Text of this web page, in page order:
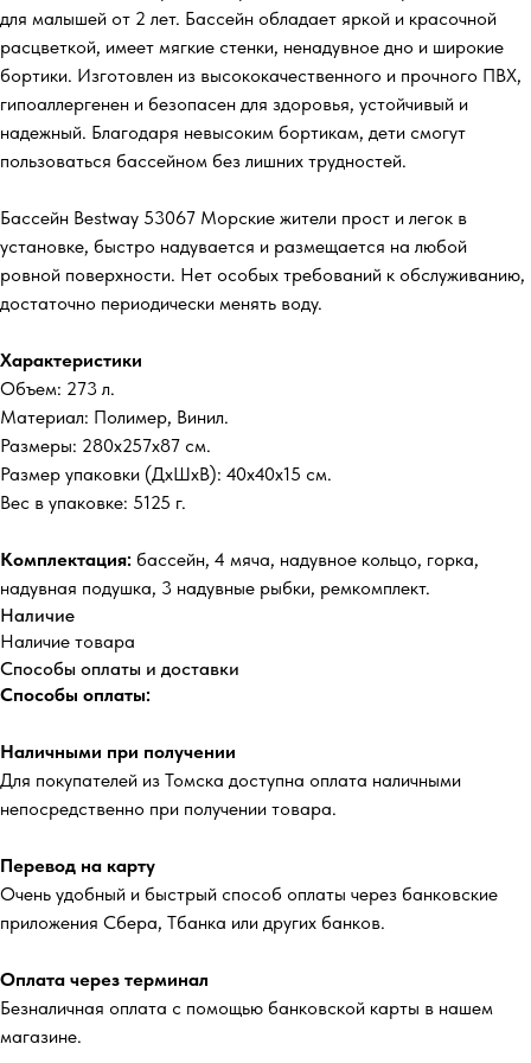
для малышей от 2 лет. Бассейн обладает яркой и красочной
расцветкой, имеет мягкие стенки, ненадувное дно и широкие
бортики. Изготовлен из высококачественного и прочного ПВХ,
гипоаллергенен и безопасен для здоровья, устойчивый и
надежный. Благодаря невысоким бортикам, дети смогут
пользоваться бассейном без лишних трудностей.
Бассейн Bestway 53067 Морские жители прост и легок в
установке, быстро надувается и размещается на любой
ровной поверхности. Нет особых требований к обслуживанию,
достаточно периодически менять воду.
Характеристики
Объем: 273 л.
Материал: Полимер, Винил.
Размеры: 280х257х87 см.
Размер упаковки (ДхШхВ): 40x40x15 см.
Вес в упаковке: 5125 г.
Комплектация: бассейн, 4 мяча, надувное кольцо, горка,
надувная подушка, 3 надувные рыбки, ремкомплект.
Наличие
Наличие товара
Способы оплаты и доставки
Способы оплаты:
Наличными при получении
Для покупателей из Томска доступна оплата наличными
непосредственно при получении товара.
Перевод на карту
Очень удобный и быстрый способ оплаты через банковские
приложения Сбера, Тбанка или других банков.
Оплата через терминал
Безналичная оплата с помощью банковской карты в нашем
магазине.